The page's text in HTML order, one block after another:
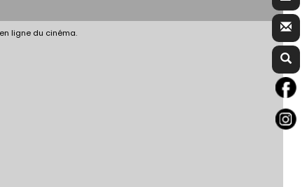
ligne du cinéma.